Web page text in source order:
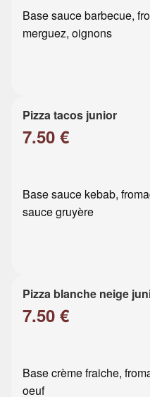
Base sauce barbecue,
merguez, oignons
Pizza tacos junior
7.50 €
Base sauce kebab,
sauce gruyère
Pizza blanche neige
7.50 €
Base crème fraiche,
oeuf